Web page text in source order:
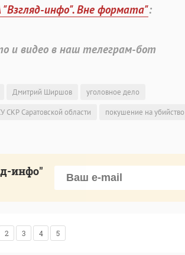
"Взгляд-инфо". Вне формата":
и видео в наш телеграм-бот
Дмитрий Ширшов
уголовное дело
СКР Саратовской области
покушение на убийство
инфо"
2 3 4 5